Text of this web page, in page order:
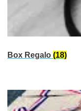
Box Regalo (18)